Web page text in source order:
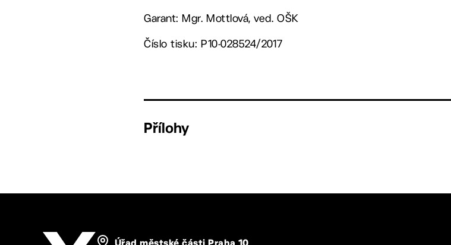
Garant: Mgr. Mottlová, ved. OŠK
Číslo tisku: P10-028524/2017
Přílohy